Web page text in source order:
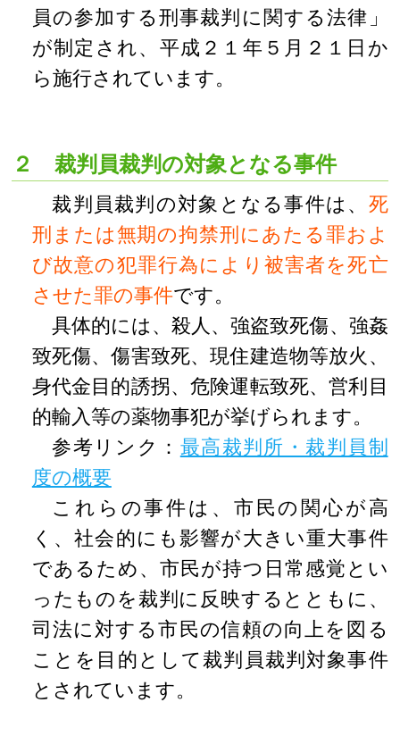
員の参加する刑事裁判に関する法律」
が制定され、平成２１年５月２１日か
ら施行されています。
２ 裁判員裁判の対象となる事件
裁判員裁判の対象となる事件は、 死
刑または無期の拘禁刑にあたる罪およ
び故意の犯罪行為により被害者を死亡
させた罪の事件です。
具体的には、殺人、強盗致死傷、強姦
致死傷、傷害致死、現住建造物等放火、
身代金目的誘拐、危険運転致死、営利目
的輸入等の薬物事犯が挙げられます。
参考リンク： 最高裁判所・裁判員制
度の概要
これらの事件は、市民の関心が高
く、社会的にも影響が大きい重大事件
であるため、市民が持つ日常感覚とい
ったものを裁判に反映するとともに、
司法に対する市民の信頼の向上を図る
ことを目的として裁判員裁判対象事件
とされています。